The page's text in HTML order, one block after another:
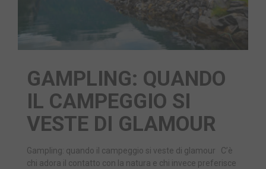
GAMPLING: QUANDO
IL CAMPEGGIO SI
VESTE DI GLAMOUR
Gampling: quando il campeggio si veste di glamour C’è
chi adora il contatto con la natura e chi invece preferisce